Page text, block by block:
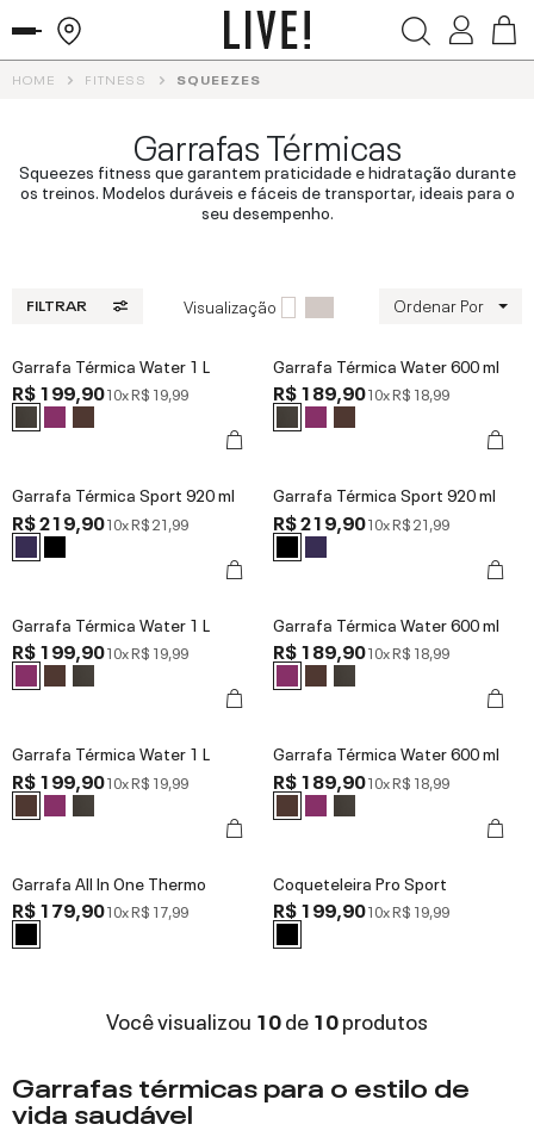
HOME FITNESS SQUEEZES
Garrafas Térmicas
Squeezes fitness que garantem praticidade e hidratação durante
os treinos. Modelos duráveis e fáceis de transportar, ideais para o
seu desempenho.
FILTRAR Visualização Ordenar Por
Garrafa Térmica Water 1 L
R$ 199,9010xR$ 19,99
Garrafa Térmica Water 600 ml
R$ 189,9010xR$ 18,99
Garrafa Térmica Sport 920 ml
R$ 219,9010xR$ 21,99
Garrafa Térmica Sport 920 ml
R$ 219,9010xR$ 21,99
Garrafa Térmica Water 1 L
R$ 199,9010xR$ 19,99
Garrafa Térmica Water 600 ml
R$ 189,9010xR$ 18,99
Garrafa Térmica Water 1 L
R$ 199,9010xR$ 19,99
Garrafa Térmica Water 600 ml
R$ 189,9010xR$ 18,99
Garrafa All In One Thermo
R$ 179,9010xR$ 17,99
Coqueteleira Pro Sport
R$ 199,9010xR$ 19,99
Você visualizou 10de10produtos
Garrafas térmicas para o estilo de
vida saudável